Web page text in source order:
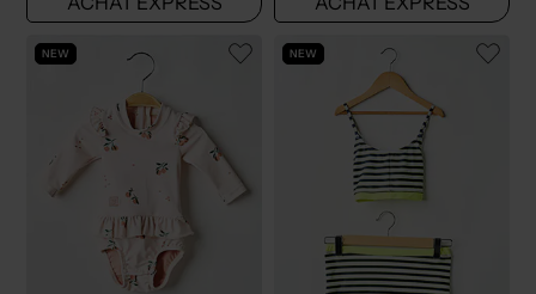
NEW NEW